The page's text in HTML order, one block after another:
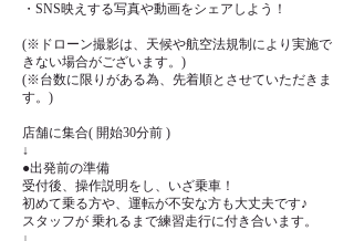
・SNS映えする写真や動画をシェアしよう！
(※ドローン撮影は、天候や航空法規制により実施で
きない場合がございます。)
(※台数に限りがある為、先着順とさせていただきま
す。)
店舗に集合( 開始30分前 )
↓
●出発前の準備
受付後、操作説明をし、いざ乗車！
初めて乗る方や、運転が不安な方も大丈夫です♪
スタッフが 乗れるまで練習走行に付き合います。